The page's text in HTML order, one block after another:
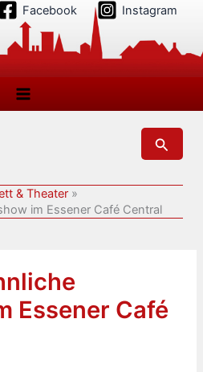
Facebook Instagram
Suchen
& Theater
im Essener Café Central
Essener Café